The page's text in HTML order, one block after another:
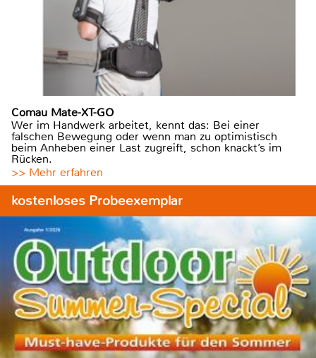
Comau Mate-XT-GO
Wer im Handwerk arbeitet, kennt das: Bei einer
falschen Bewegung oder wenn man zu optimistisch
beim Anheben einer Last zugreift, schon knackt’s im
Rücken.
>> Mehr erfahren
kostenloses Probeexemplar